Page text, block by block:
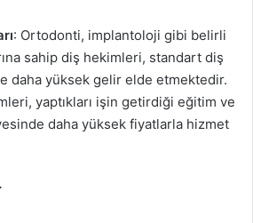
: Ortodonti, implantoloji gibi belirli
sahip diş hekimleri, standart diş
daha yüksek gelir elde etmektedir.
yaptıkları işin getirdiği eğitim ve
daha yüksek fiyatlarla hizmet